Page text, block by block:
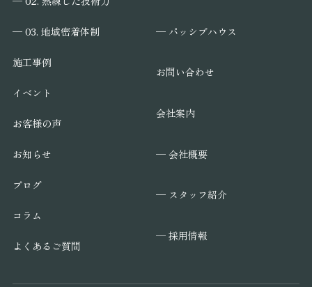
─ 03. 地域密着体制
施工事例
イベント
お客様の声
お知らせ
ブログ
コラム
よくあるご質問
─ パッシブハウス
お問い合わせ
会社案内
─ 会社概要
─ スタッフ紹介
─ 採用情報